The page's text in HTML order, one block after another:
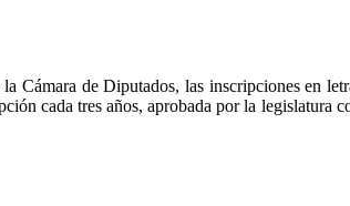
Cámara de Diputados, las inscripciones en
cada tres años, aprobada por la legislatura